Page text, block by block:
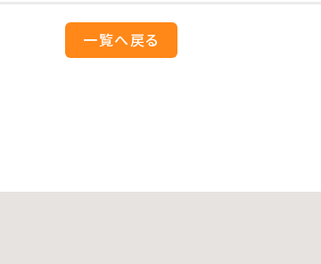
一覧へ戻る